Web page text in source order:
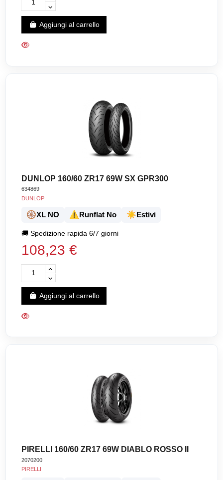
Aggiungi al carrello
DUNLOP 160/60 ZR17 69W SX GPR300
634869
DUNLOP
🛞XL NO ⚠️Runflat No ☀️Estivi
🚚Spedizione rapida 6/7 giorni
108,23 €
Aggiungi al carrello
PIRELLI 160/60 ZR17 69W DIABLO ROSSO II
2070200
PIRELLI